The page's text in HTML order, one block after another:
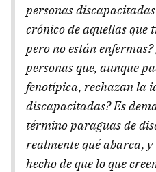
personas
crónico de aquellas que
pero no están
personas que, aunque
fenotípica, rechazan la
discapacitadas? Es
término paraguas de
realmente qué abarca,
hecho de que lo que